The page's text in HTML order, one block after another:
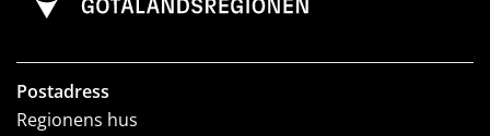
Postadress
Regionens hus